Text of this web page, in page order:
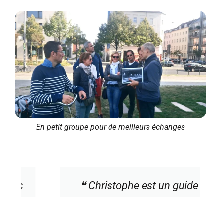
En petit groupe pour de meilleurs échanges
❝ Christophe est un guide